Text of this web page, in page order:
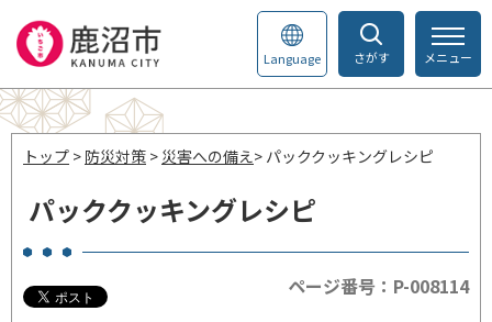
さがす
Language メニュー
トップ > 防災対策 > 災害への備え> パッククッキングレシピ
パッククッキングレシピ
ページ番号：P-008114